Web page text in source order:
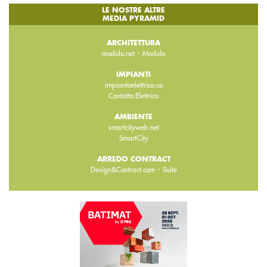
LE NOSTRE ALTRE
MEDIA PYRAMID
ARCHITETTURA
modulo.net - Modulo
IMPIANTI
impiantoelettrico.co
Contatto Elettrico
AMBIENTE
smartcityweb.net
SmartCity
ARREDO CONTRACT
Design&Contract.com- Suite